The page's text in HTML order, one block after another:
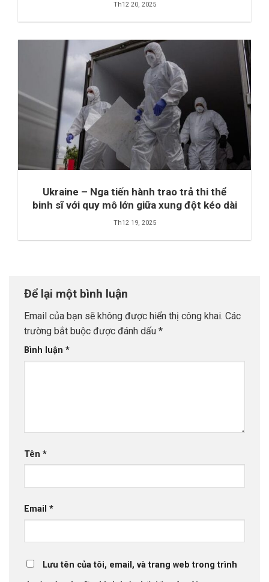
Th12 20, 2025
Ukraine – Nga tiến hành trao trả thi thể
binh sĩ với quy mô lớn giữa xung đột kéo dài
Th12 19, 2025
Để lại một bình luận
Email của bạn sẽ không được hiển thị công khai. Các
trường bắt buộc được đánh dấu *
Bình luận *
Tên *
Email *
Lưu tên của tôi, email, và trang web trong trình